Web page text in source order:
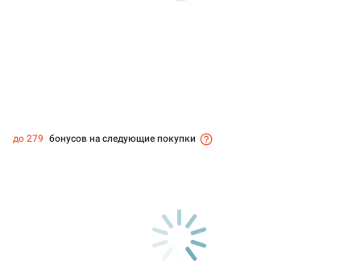
до 279 бонусов на следующие покупки